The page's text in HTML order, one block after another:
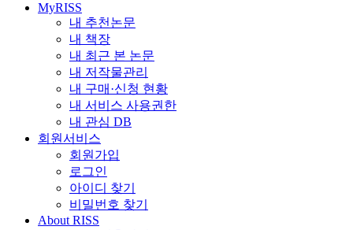
MyRISS
내 추천논문
내 책장
내 최근 본 논문
내 저작물관리
내 구매·신청 현황
내 서비스 사용권한
내 관심 DB
회원서비스
회원가입
로그인
아이디 찾기
비밀번호 찾기
About RISS